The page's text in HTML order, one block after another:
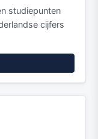
studiepunten
cijfers